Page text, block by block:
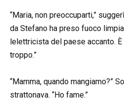
“Maria, non preoccuparti,”
da Stefano ha preso fuoco
lelettricista del paese accanto.
troppo.”
“Mamma, quando mangiamo?”
strattonava. “Ho fame.”